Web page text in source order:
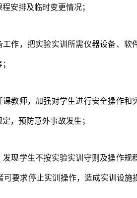
安排及临时变更情况；
作，把实验实训所需仪器设备、
课教师，加强对学生进行安全操作
，预防意外事故发生；
现学生不按实验实训守则及操作
要求停止实训操作，造成实训设